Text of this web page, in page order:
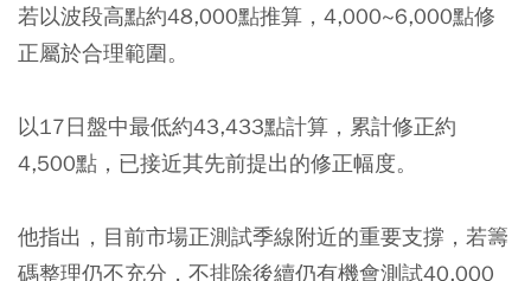
若以波段高點約48,000點推算，4,000~6,000點修
正屬於合理範圍。
以17日盤中最低約43,433點計算，累計修正約
4,500點，已接近其先前提出的修正幅度。
他指出，目前市場正測試季線附近的重要支撐，若籌
碼整理仍不充分，不排除後續仍有機會測試40,000